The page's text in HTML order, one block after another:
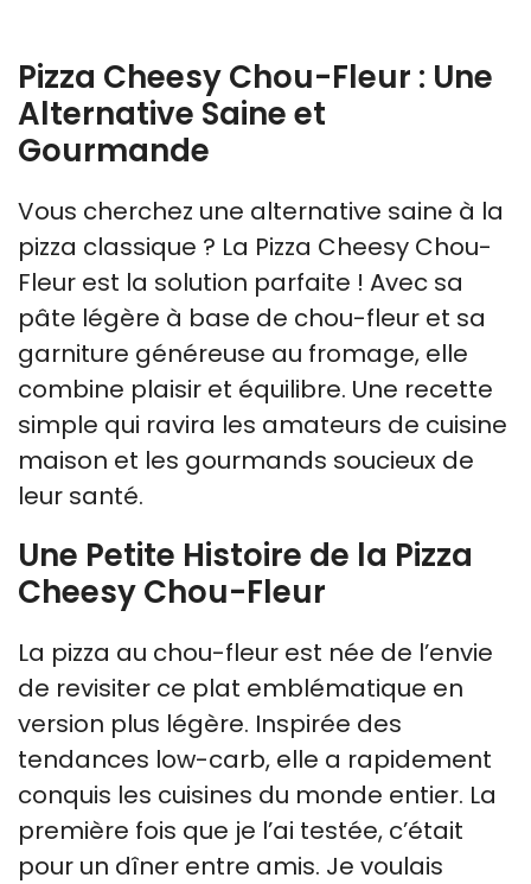
Pizza Cheesy Chou-Fleur : Une
Alternative Saine et
Gourmande
Vous cherchez une alternative saine à la
pizza classique ? La Pizza Cheesy Chou-
Fleur est la solution parfaite ! Avec sa
pâte légère à base de chou-fleur et sa
garniture généreuse au fromage, elle
combine plaisir et équilibre. Une recette
simple qui ravira les amateurs de cuisine
maison et les gourmands soucieux de
leur santé.
Une Petite Histoire de la Pizza
Cheesy Chou-Fleur
La pizza au chou-fleur est née de l’envie
de revisiter ce plat emblématique en
version plus légère. Inspirée des
tendances low-carb, elle a rapidement
conquis les cuisines du monde entier. La
première fois que je l’ai testée, c’était
pour un dîner entre amis. Je voulais